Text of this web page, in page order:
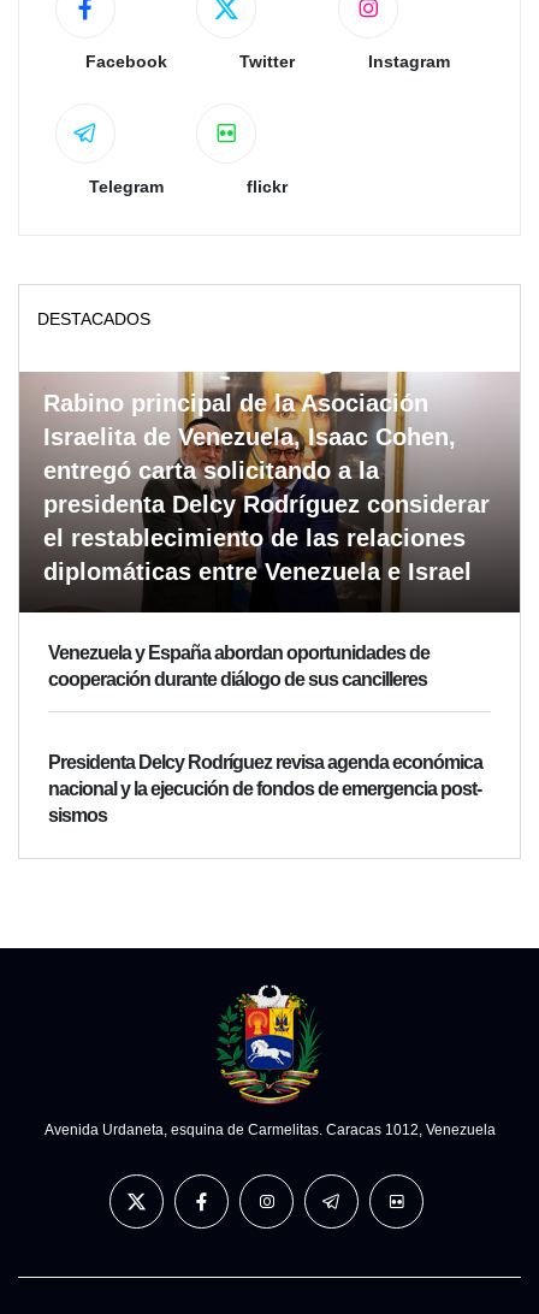
Facebook Twitter Instagram
Telegram flickr
DESTACADOS
Rabino principal de la Asociación
Israelita de Venezuela, Isaac Cohen,
entregó carta solicitando a la
presidenta Delcy Rodríguez considerar
el restablecimiento de las relaciones
diplomáticas entre Venezuela e Israel
Venezuela y España abordan oportunidades de
cooperación durante diálogo de sus cancilleres
Presidenta Delcy Rodríguez revisa agenda económica
nacional y la ejecución de fondos de emergencia post-
sismos
Avenida Urdaneta, esquina de Carmelitas. Caracas 1012, Venezuela